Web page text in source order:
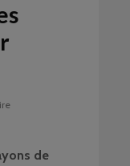
de